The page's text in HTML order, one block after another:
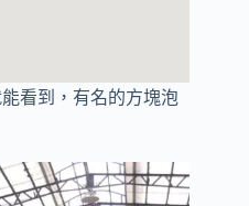
看到，有名的方塊泡